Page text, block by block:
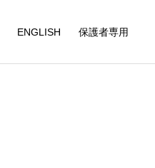
ENGLISH 保護者専用